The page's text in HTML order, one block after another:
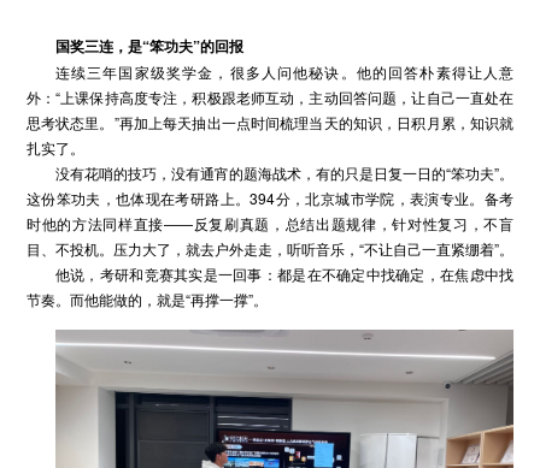
国奖三连，是“笨功夫”的回报
连续三年国家级奖学金，很多人问他秘诀。他的回答朴素得让人意
外：“上课保持高度专注，积极跟老师互动，主动回答问题，让自己一直处在
思考状态里。”再加上每天抽出一点时间梳理当天的知识，日积月累，知识就
扎实了。
没有花哨的技巧，没有通宵的题海战术，有的只是日复一日的“笨功夫”。
这份笨功夫，也体现在考研路上。394分，北京城市学院，表演专业。备考
时他的方法同样直接——反复刷真题，总结出题规律，针对性复习，不盲
目、不投机。压力大了，就去户外走走，听听音乐，“不让自己一直紧绷着”。
他说，考研和竞赛其实是一回事：都是在不确定中找确定，在焦虑中找
节奏。而他能做的，就是“再撑一撑”。